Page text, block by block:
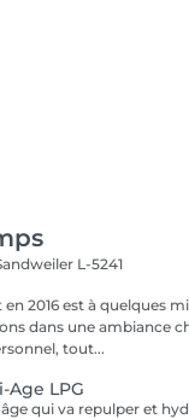
L-5241
2016 est à quelques
dans une ambiance
tout...
Age LPG